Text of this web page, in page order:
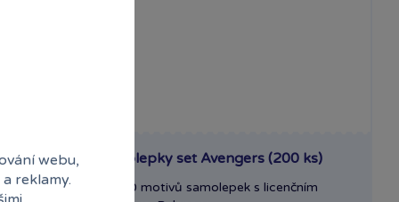
Samolepky set Avengers (200 ks)
Set 10 motivů samolepek s licenčním
webu,
reklamy.